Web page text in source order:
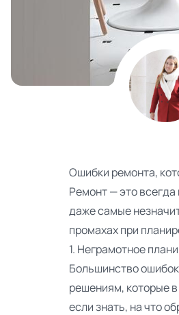
Ошибки ремонта,
Ремонт — это
даже самые
промахах при
1. Неграмотное
Большинство
решениям, которые в
если знать, на что